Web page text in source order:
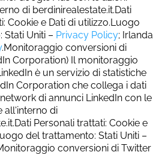
di berdinirealestate.it.Dati
Cookie e Dati di utilizzo.Luogo
Uniti – Privacy Policy; Irlanda
.Monitoraggio conversioni di
Corporation) Il monitoraggio
è un servizio di statistiche
Corporation che collega i dati
di annunci LinkedIn con le
all'interno di
Personali trattati: Cookie e
del trattamento: Stati Uniti –
conversioni di Twitter